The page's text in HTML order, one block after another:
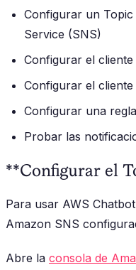
Configurar un
Service (SNS)
Configurar el cliente
Configurar el
Configurar una
Probar las
**Configurar el
Para usar AWS
Amazon SNS
Abre la consola de